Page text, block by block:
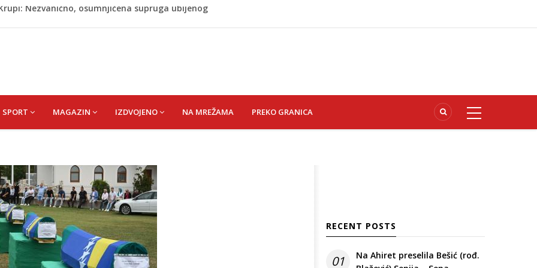
Senija – Sena
obilježavanja godišnjice: "Doživjela sam poniženje
sinu"
Nezvanično, osumnjičena supruga ubijenog
SPORT MAGAZIN IZDVOJENO NA MREŽAMA PREKO GRANICA
RECENT POSTS
01
Na Ahiret preselila Bešić (rođ.